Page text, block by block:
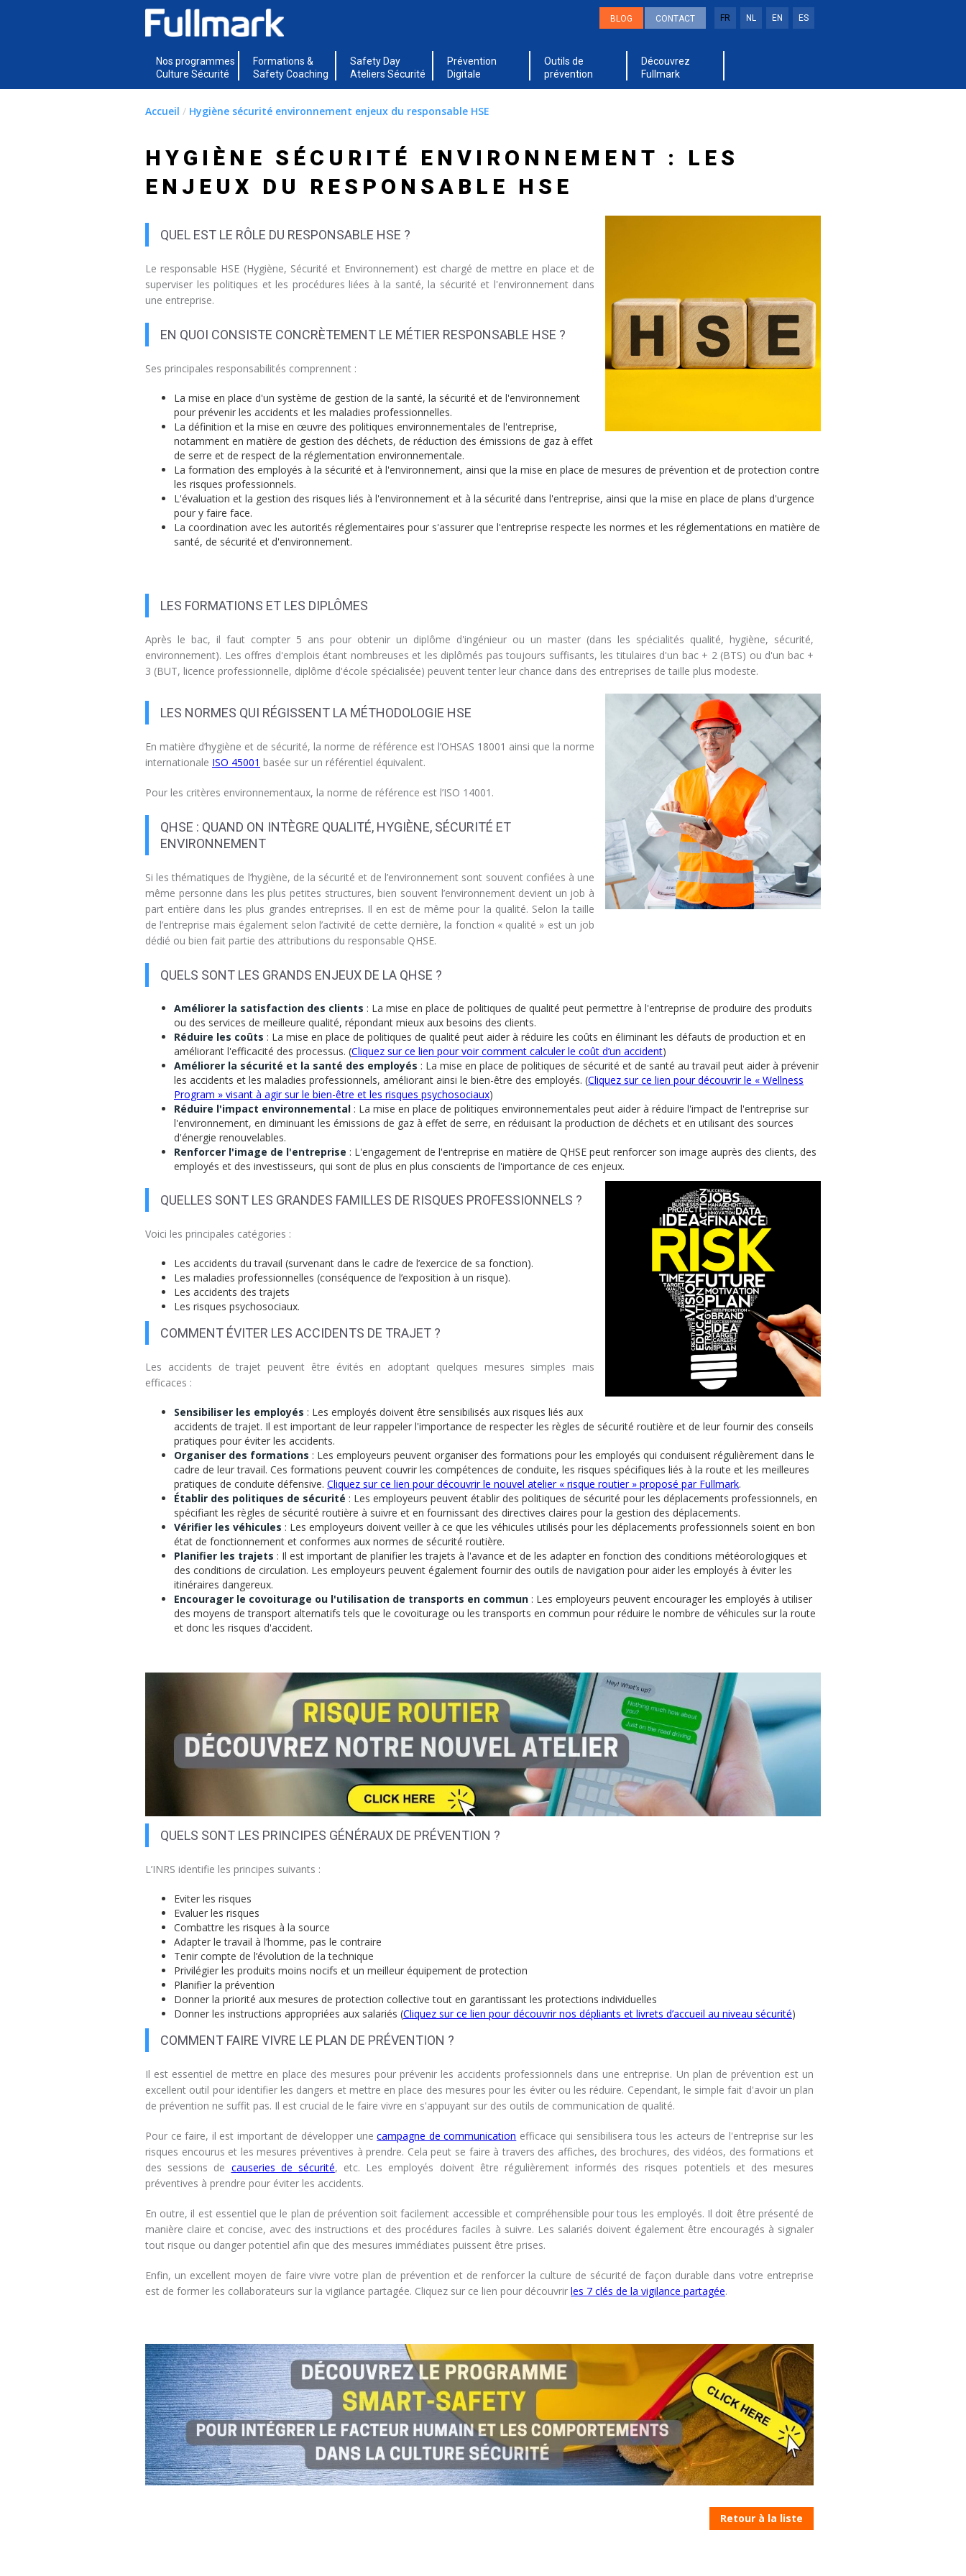
FR NL EN ES
BLOG CONTACT
Nos programmes
Culture Sécurité
Formations &
Safety Coaching
Safety Day
Ateliers Sécurité
Prévention
Digitale
Outils de
prévention
Découvrez
Fullmark
Accueil / Hygiène sécurité environnement enjeux du responsable HSE
HYGIÈNE SÉCURITÉ ENVIRONNEMENT : LES
ENJEUX DU RESPONSABLE HSE
QUEL EST LE RÔLE DU RESPONSABLE HSE ?
Le responsable HSE (Hygiène, Sécurité et Environnement) est chargé de mettre en place et de
superviser les politiques et les procédures liées à la santé, la sécurité et l'environnement dans
une entreprise.
EN QUOI CONSISTE CONCRÈTEMENT LE MÉTIER RESPONSABLE HSE ?
Ses principales responsabilités comprennent :
La mise en place d'un système de gestion de la santé, la sécurité et de l'environnement
pour prévenir les accidents et les maladies professionnelles.
La définition et la mise en œuvre des politiques environnementales de l'entreprise,
notamment en matière de gestion des déchets, de réduction des émissions de gaz à effet
de serre et de respect de la réglementation environnementale.
La formation des employés à la sécurité et à l'environnement, ainsi que la mise en place de mesures de prévention et de protection contre
les risques professionnels.
L'évaluation et la gestion des risques liés à l'environnement et à la sécurité dans l'entreprise, ainsi que la mise en place de plans d'urgence
pour y faire face.
La coordination avec les autorités réglementaires pour s'assurer que l'entreprise respecte les normes et les réglementations en matière de
santé, de sécurité et d'environnement.
LES FORMATIONS ET LES DIPLÔMES
Après le bac, il faut compter 5 ans pour obtenir un diplôme d'ingénieur ou un master (dans les spécialités qualité, hygiène, sécurité,
environnement). Les offres d'emplois étant nombreuses et les diplômés pas toujours suffisants, les titulaires d'un bac + 2 (BTS) ou d'un bac +
3 (BUT, licence professionnelle, diplôme d'école spécialisée) peuvent tenter leur chance dans des entreprises de taille plus modeste.
LES NORMES QUI RÉGISSENT LA MÉTHODOLOGIE HSE
En matière d’hygiène et de sécurité, la norme de référence est l’OHSAS 18001 ainsi que la norme
internationale ISO 45001 basée sur un référentiel équivalent.
Pour les critères environnementaux, la norme de référence est l’ISO 14001.
QHSE : QUAND ON INTÈGRE QUALITÉ, HYGIÈNE, SÉCURITÉ ET
ENVIRONNEMENT
Si les thématiques de l’hygiène, de la sécurité et de l’environnement sont souvent confiées à une
même personne dans les plus petites structures, bien souvent l’environnement devient un job à
part entière dans les plus grandes entreprises. Il en est de même pour la qualité. Selon la taille
de l’entreprise mais également selon l’activité de cette dernière, la fonction « qualité » est un job
dédié ou bien fait partie des attributions du responsable QHSE.
QUELS SONT LES GRANDS ENJEUX DE LA QHSE ?
Améliorer la satisfaction des clients : La mise en place de politiques de qualité peut permettre à l'entreprise de produire des produits
ou des services de meilleure qualité, répondant mieux aux besoins des clients.
Réduire les coûts : La mise en place de politiques de qualité peut aider à réduire les coûts en éliminant les défauts de production et en
améliorant l'efficacité des processus. (Cliquez sur ce lien pour voir comment calculer le coût d’un accident)
Améliorer la sécurité et la santé des employés : La mise en place de politiques de sécurité et de santé au travail peut aider à prévenir
les accidents et les maladies professionnels, améliorant ainsi le bien-être des employés. (Cliquez sur ce lien pour découvrir le « Wellness
Program » visant à agir sur le bien-être et les risques psychosociaux)
Réduire l'impact environnemental : La mise en place de politiques environnementales peut aider à réduire l'impact de l'entreprise sur
l'environnement, en diminuant les émissions de gaz à effet de serre, en réduisant la production de déchets et en utilisant des sources
d'énergie renouvelables.
Renforcer l'image de l'entreprise : L'engagement de l'entreprise en matière de QHSE peut renforcer son image auprès des clients, des
employés et des investisseurs, qui sont de plus en plus conscients de l'importance de ces enjeux.
QUELLES SONT LES GRANDES FAMILLES DE RISQUES PROFESSIONNELS ?
Voici les principales catégories :
Les accidents du travail (survenant dans le cadre de l’exercice de sa fonction).
Les maladies professionnelles (conséquence de l’exposition à un risque).
Les accidents des trajets
Les risques psychosociaux.
COMMENT ÉVITER LES ACCIDENTS DE TRAJET ?
Les accidents de trajet peuvent être évités en adoptant quelques mesures simples mais
efficaces :
Sensibiliser les employés : Les employés doivent être sensibilisés aux risques liés aux
accidents de trajet. Il est important de leur rappeler l'importance de respecter les règles de sécurité routière et de leur fournir des conseils
pratiques pour éviter les accidents.
Organiser des formations : Les employeurs peuvent organiser des formations pour les employés qui conduisent régulièrement dans le
cadre de leur travail. Ces formations peuvent couvrir les compétences de conduite, les risques spécifiques liés à la route et les meilleures
pratiques de conduite défensive. Cliquez sur ce lien pour découvrir le nouvel atelier « risque routier » proposé par Fullmark.
Établir des politiques de sécurité : Les employeurs peuvent établir des politiques de sécurité pour les déplacements professionnels, en
spécifiant les règles de sécurité routière à suivre et en fournissant des directives claires pour la gestion des déplacements.
Vérifier les véhicules : Les employeurs doivent veiller à ce que les véhicules utilisés pour les déplacements professionnels soient en bon
état de fonctionnement et conformes aux normes de sécurité routière.
Planifier les trajets : Il est important de planifier les trajets à l'avance et de les adapter en fonction des conditions météorologiques et
des conditions de circulation. Les employeurs peuvent également fournir des outils de navigation pour aider les employés à éviter les
itinéraires dangereux.
Encourager le covoiturage ou l'utilisation de transports en commun : Les employeurs peuvent encourager les employés à utiliser
des moyens de transport alternatifs tels que le covoiturage ou les transports en commun pour réduire le nombre de véhicules sur la route
et donc les risques d'accident.
QUELS SONT LES PRINCIPES GÉNÉRAUX DE PRÉVENTION ?
L’INRS identifie les principes suivants :
Eviter les risques
Evaluer les risques
Combattre les risques à la source
Adapter le travail à l’homme, pas le contraire
Tenir compte de l’évolution de la technique
Privilégier les produits moins nocifs et un meilleur équipement de protection
Planifier la prévention
Donner la priorité aux mesures de protection collective tout en garantissant les protections individuelles
Donner les instructions appropriées aux salariés (Cliquez sur ce lien pour découvrir nos dépliants et livrets d’accueil au niveau sécurité)
COMMENT FAIRE VIVRE LE PLAN DE PRÉVENTION ?
Il est essentiel de mettre en place des mesures pour prévenir les accidents professionnels dans une entreprise. Un plan de prévention est un
excellent outil pour identifier les dangers et mettre en place des mesures pour les éviter ou les réduire. Cependant, le simple fait d'avoir un plan
de prévention ne suffit pas. Il est crucial de le faire vivre en s'appuyant sur des outils de communication de qualité.
Pour ce faire, il est important de développer unecampagne de communication efficace qui sensibilisera tous les acteurs de l'entreprise sur les
risques encourus et les mesures préventives à prendre. Cela peut se faire à travers des affiches, des brochures, des vidéos, des formations et
des sessions de causeries de sécurité, etc. Les employés doivent être régulièrement informés des risques potentiels et des mesures
préventives à prendre pour éviter les accidents.
En outre, il est essentiel que le plan de prévention soit facilement accessible et compréhensible pour tous les employés. Il doit être présenté de
manière claire et concise, avec des instructions et des procédures faciles à suivre. Les salariés doivent également être encouragés à signaler
tout risque ou danger potentiel afin que des mesures immédiates puissent être prises.
Enfin, un excellent moyen de faire vivre votre plan de prévention et de renforcer la culture de sécurité de façon durable dans votre entreprise
est de former les collaborateurs sur la vigilance partagée. Cliquez sur ce lien pour découvrir les 7 clés de la vigilance partagée.
Retour à la liste